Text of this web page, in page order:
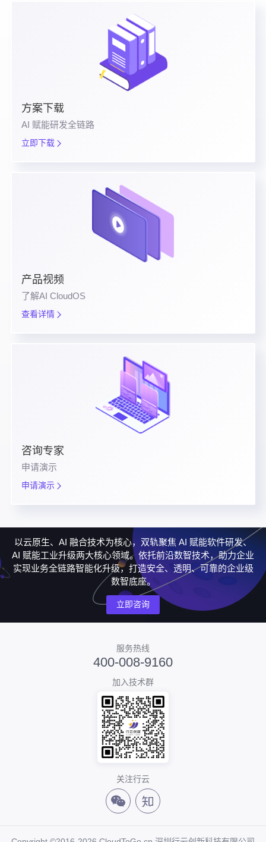
方案下载
AI 赋能研发全链路
立即下载
产品视频
了解AI CloudOS
查看详情
咨询专家
申请演示
申请演示
以云原生、AI 融合技术为核心，双轨聚焦 AI 赋能软件研发、
AI 赋能工业升级两大核心领域。依托前沿数智技术，助力企业
实现业务全链路智能化升级，打造安全、透明、可靠的企业级
数智底座。
立即咨询
服务热线
400-008-9160
加入技术群
关注行云